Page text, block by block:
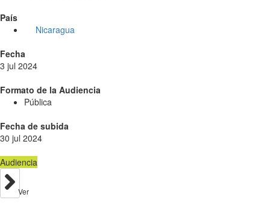
País
Nicaragua
Fecha
3 jul 2024
Formato de la Audiencia
Pública
Fecha de subida
30 jul 2024
Audiencia
Ver